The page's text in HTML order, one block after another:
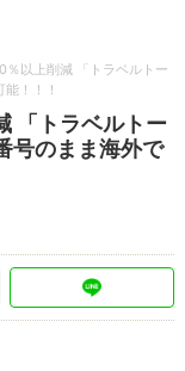
以上削減 「トラベルトー
！！！
「トラベルトー
号のまま海外で